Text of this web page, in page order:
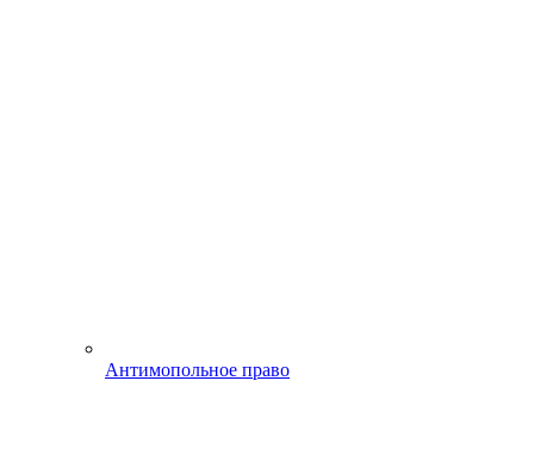
Антимопольное право